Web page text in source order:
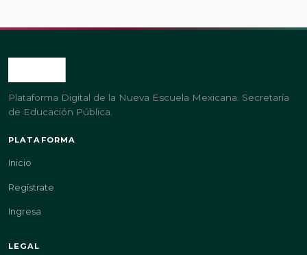
Plataforma Digital de la Nueva Escuela Mexicana. Secretaría
de Educación Pública.
PLATAFORMA
Inicio
Regístrate
Ingresa
LEGAL